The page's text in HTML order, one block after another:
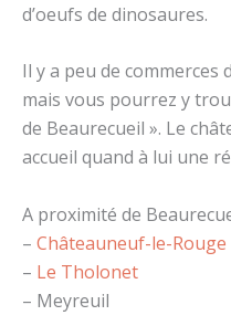
d’oeufs de dinosaures.
Il y a peu de commerces
mais vous pourrez y
de Beaurecueil ». Le
accueil quand à lui une
A proximité de
– Châteauneuf-le-Rouge
– Le Tholonet
– Meyreuil